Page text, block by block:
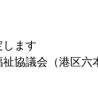
ます
協議会（港区